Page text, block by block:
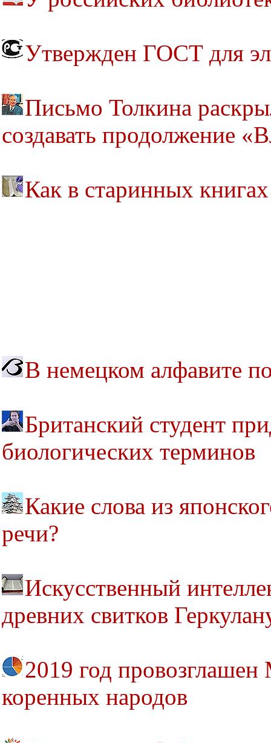
Утвержден ГОСТ для
Письмо Толкина
создавать продолжение
Как в старинных
В немецком алфавите
Британский студент
биологических терминов
Какие слова из
речи?
Искусственный
древних свитков
2019 год
коренных народов